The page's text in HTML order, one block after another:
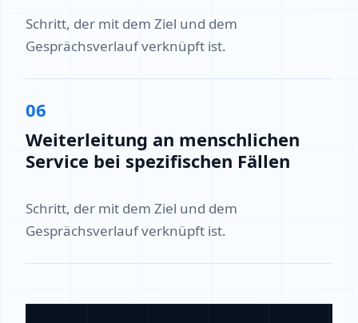
Schritt, der mit dem Ziel und dem
Gesprächsverlauf verknüpft ist.
06
Weiterleitung an menschlichen
Service bei spezifischen Fällen
Schritt, der mit dem Ziel und dem
Gesprächsverlauf verknüpft ist.